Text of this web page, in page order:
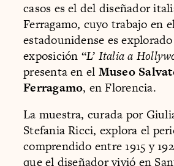
casos es el del diseñador
Ferragamo, cuyo trabajo en
estadounidense es
exposición “L’ Italia a
presenta en el Museo
Ferragamo, en Florencia.
La muestra, curada por
Stefania Ricci, explora el
comprendido entre 1915 y
que el diseñador vivió en